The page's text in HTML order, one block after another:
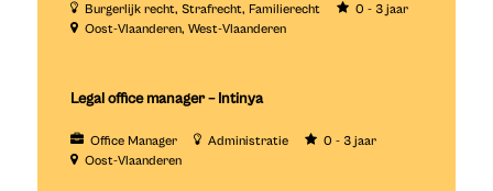
Burgerlijk recht Strafrecht Familierecht
0 - 3 jaar
Oost-Vlaanderen West-Vlaanderen
Legal office manager – Intinya
Office Manager Administratie
0 - 3 jaar
Oost-Vlaanderen